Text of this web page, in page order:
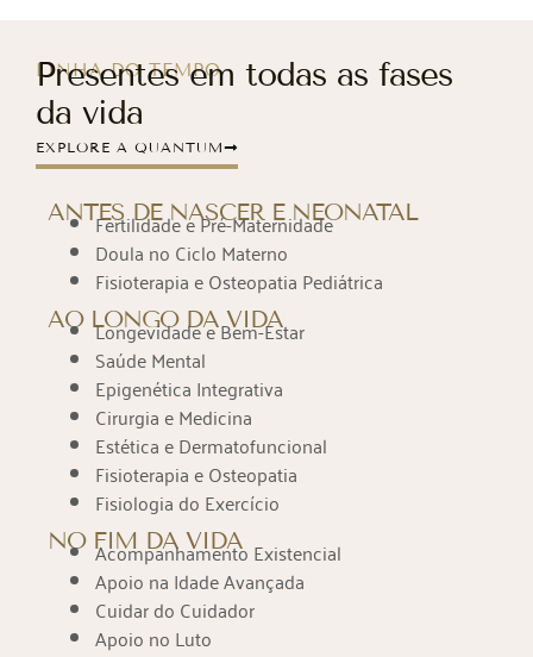
LINHA DO TEMPO
Presentes em todas as fases
da vida
EXPLORE A QUANTUM
ANTES DE NASCER E NEONATAL
Fertilidade e Pré-Maternidade
Doula no Ciclo Materno
Fisioterapia e Osteopatia Pediátrica
AO LONGO DA VIDA
Longevidade e Bem-Estar
Saúde Mental
Epigenética Integrativa
Cirurgia e Medicina
Estética e Dermatofuncional
Fisioterapia e Osteopatia
Fisiologia do Exercício
NO FIM DA VIDA
Acompanhamento Existencial
Apoio na Idade Avançada
Cuidar do Cuidador
Apoio no Luto